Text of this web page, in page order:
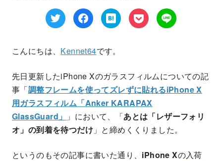
こんにちは、 Kennet64です。
先日更新したiPhone Xのガラスフィルムについての記
事「調整フレームを使ってズレずに貼れるiPhone X
用ガラスフィルム「Anker KARAPAX
GlassGuard」 」において、「あとは「レザーフォリ
オ」の到着を待つだけ 」と締めくくりました。
というのもその記事に書いた通り、 iPhone Xの入荷